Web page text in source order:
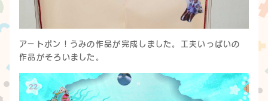
アートポン！うみの作品が完成しました。工夫いっぱいの
作品がそろいました。